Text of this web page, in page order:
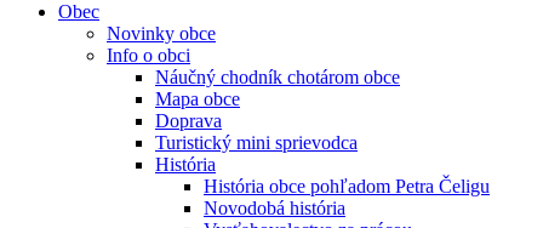
Obec
Novinky obce
Info o obci
Náučný chodník chotárom obce
Mapa obce
Doprava
Turistický mini sprievodca
História
História obce pohľadom Petra Čeligu
Novodobá história